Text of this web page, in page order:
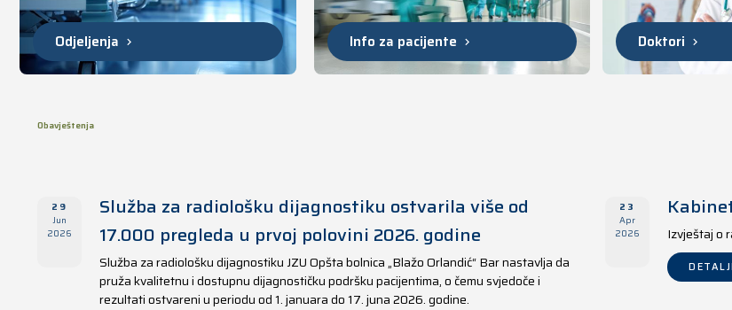
Odjeljenja Info za pacijente Doktori
Obavještenja
29
Jun
2026
Služba za radiološku dijagnostiku ostvarila više od
17.000 pregleda u prvoj polovini 2026. godine
Služba za radiološku dijagnostiku JZU Opšta bolnica „Blažo Orlandić“ Bar nastavlja da
pruža kvalitetnu i dostupnu dijagnostičku podršku pacijentima, o čemu svjedoče i
rezultati ostvareni u periodu od 1. januara do 17. juna 2026. godine.
23
Apr
2026
Izvještaj o